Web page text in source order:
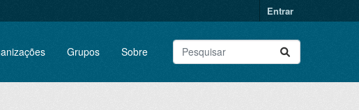
Entrar
Grupos Sobre